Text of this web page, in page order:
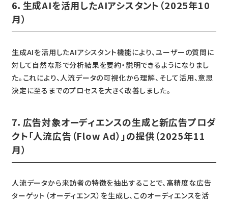
6．生成AIを活用したAIアシスタント（2025年10
月）
生成AIを活用したAIアシスタント機能により、ユーザーの質問に
対して自然な形で分析結果を要約・説明できるようになりまし
た。これにより、人流データの可視化から理解、そして活用、意思
決定に至るまでのプロセスを大きく改善しました。
7．広告対象オーディエンスの生成と新広告プロダ
クト「人流広告（Flow Ad）」の提供（2025年11
月）
人流データから来訪者の特徴を抽出することで、高精度な広告
ターゲット（オーディエンス）を生成し、このオーディエンスを活